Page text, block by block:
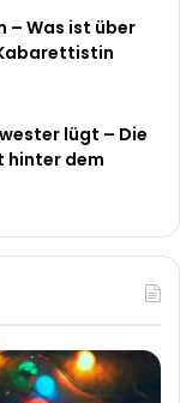
– Was ist über
lügt – Die
hinter dem